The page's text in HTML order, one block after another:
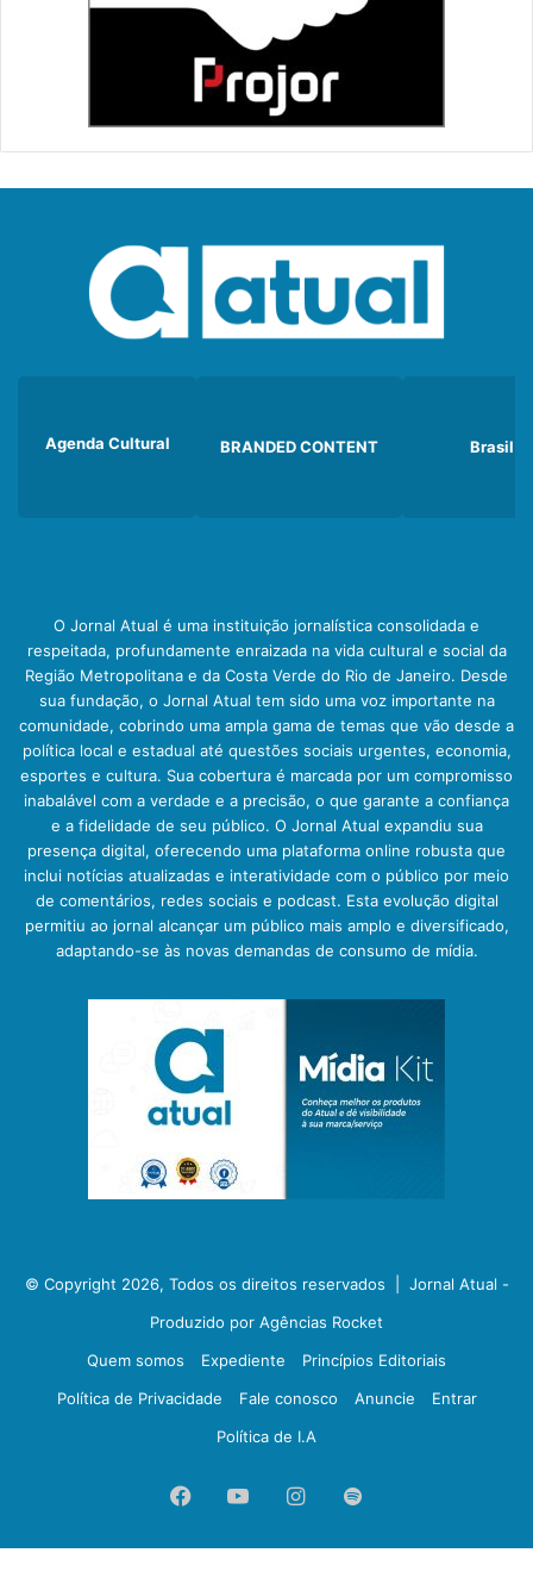
Agenda Cultural BRANDED CONTENT Brasil
O Jornal Atual é uma instituição jornalística consolidada e
respeitada, profundamente enraizada na vida cultural e social da
Região Metropolitana e da Costa Verde do Rio de Janeiro. Desde
sua fundação, o Jornal Atual tem sido uma voz importante na
comunidade, cobrindo uma ampla gama de temas que vão desde a
política local e estadual até questões sociais urgentes, economia,
esportes e cultura. Sua cobertura é marcada por um compromisso
inabalável com a verdade e a precisão, o que garante a confiança
e a fidelidade de seu público. O Jornal Atual expandiu sua
presença digital, oferecendo uma plataforma online robusta que
inclui notícias atualizadas e interatividade com o público por meio
de comentários, redes sociais e podcast. Esta evolução digital
permitiu ao jornal alcançar um público mais amplo e diversificado,
adaptando-se às novas demandas de consumo de mídia.
© Copyright 2026, Todos os direitos reservados | Jornal Atual -
Produzido por Agências Rocket
Quem somos
Expediente
Princípios Editoriais
Política de Privacidade
Fale conosco Anuncie
Entrar
Política de I.A
FacebookYouTubeInstagram
Spotify